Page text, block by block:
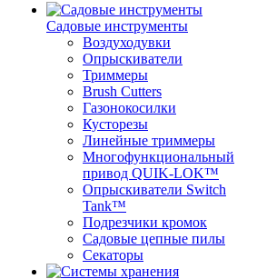
Садовые инструменты
Воздуходувки
Опрыскиватели
Триммеры
Brush Cutters
Газонокосилки
Кусторезы
Линейные триммеры
Многофункциональный
привод QUIK-LOK™
Опрыскиватели Switch
Tank™
Подрезчики кромок
Садовые цепные пилы
Секаторы